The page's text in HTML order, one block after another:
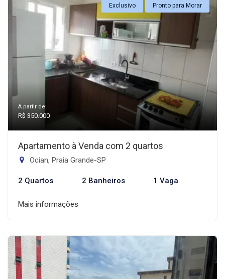
Exclusivo Pronto para Morar
A partir de:
R$ 350.000
Apartamento à Venda com 2 quartos
Ocian, Praia Grande-SP
2 Quartos 2 Banheiros 1 Vaga
Mais informações